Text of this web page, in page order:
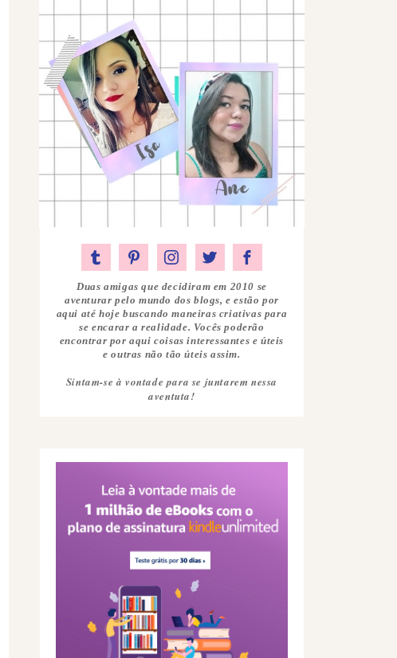
Duas amigas que decidiram em 2010 se
aventurar pelo mundo dos blogs, e estão por
aqui até hoje buscando maneiras criativas para
se encarar a realidade. Vocês poderão
encontrar por aqui coisas interessantes e úteis
e outras não tão úteis assim.
Sintam-se à vontade para se juntarem nessa
aventuta!